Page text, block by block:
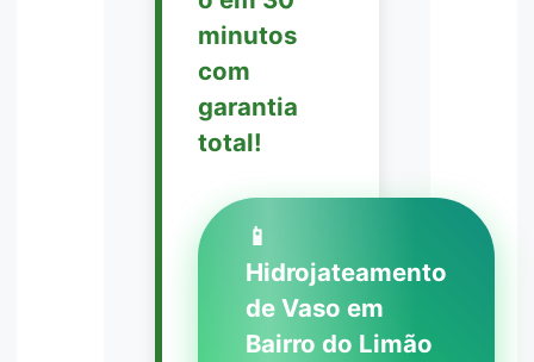
minutos
com
garantia
total!
📱
Hidrojateamento
de Vaso em
Bairro do Limão